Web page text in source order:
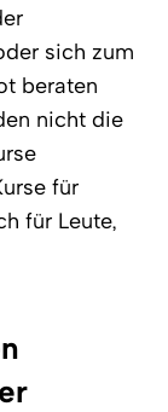
sich zum
beraten
nicht die
für
für Leute,